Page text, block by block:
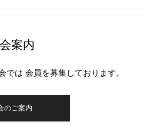
案内
では 会員を募集しております。
のご案内